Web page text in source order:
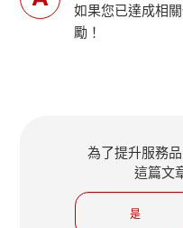
如果您已達成相
勵！
為了提升服務
這篇文
是